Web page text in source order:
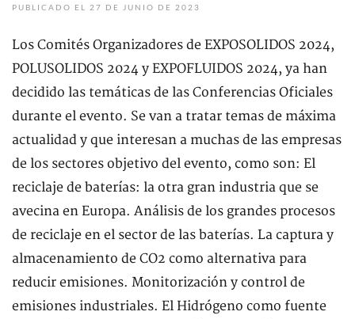
PUBLICADO EL 27 DE JUNIO DE 2023
Los Comités Organizadores de EXPOSOLIDOS 2024,
POLUSOLIDOS 2024 y EXPOFLUIDOS 2024, ya han
decidido las temáticas de las Conferencias Oficiales
durante el evento. Se van a tratar temas de máxima
actualidad y que interesan a muchas de las empresas
de los sectores objetivo del evento, como son: El
reciclaje de baterías: la otra gran industria que se
avecina en Europa. Análisis de los grandes procesos
de reciclaje en el sector de las baterías. La captura y
almacenamiento de CO2 como alternativa para
reducir emisiones. Monitorización y control de
emisiones industriales. El Hidrógeno como fuente